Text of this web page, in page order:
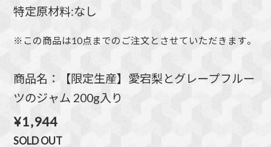
特定原材料:なし
※この商品は10点までのご注文とさせていただきます。
商品名：【限定生産】愛宕梨とグレープフルー
ツのジャム 200g入り
¥1,944
SOLD OUT